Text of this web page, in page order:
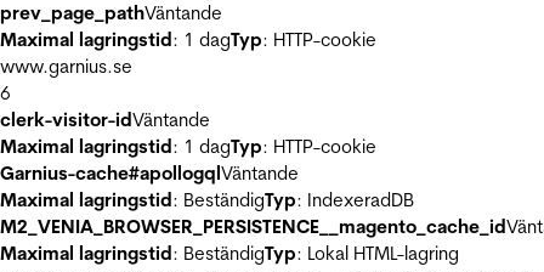
prev_page_pathVäntande
Maximal lagringstid: 1 dagTyp: HTTP-cookie
www.garnius.se
6
clerk-visitor-idVäntande
Maximal lagringstid: 1 dagTyp: HTTP-cookie
Garnius-cache#apollogqlVäntande
Maximal lagringstid: BeständigTyp: IndexeradDB
M2_VENIA_BROWSER_PERSISTENCE__magento_cache_id
Maximal lagringstid: BeständigTyp: Lokal HTML-lagring